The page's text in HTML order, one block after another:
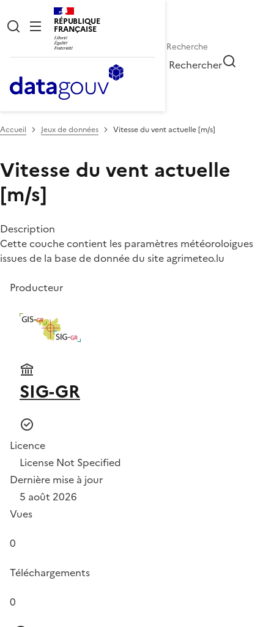
RÉPUBLIQUE
FRANÇAISE
Rechercher
Accueil Jeux de données Vitesse du vent actuelle [m/s]
Vitesse du vent actuelle
[m/s]
Description
Cette couche contient les paramètres météoroloigues
issues de la base de donnée du site agrimeteo.lu
Producteur
SIG-GR
Licence
License Not Specified
Dernière mise à jour
5 août 2026
Vues
0
Téléchargements
0